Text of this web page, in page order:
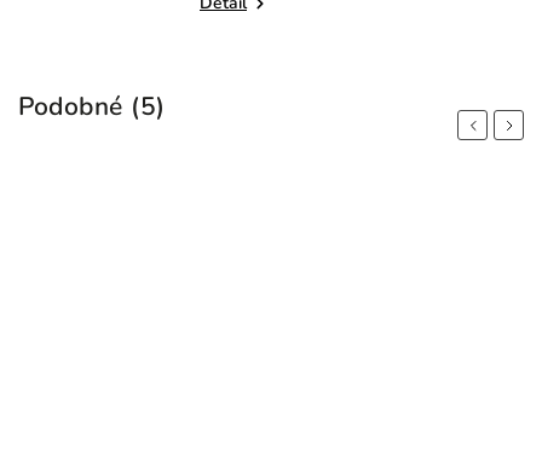
Podobné (5)
PreviousNext